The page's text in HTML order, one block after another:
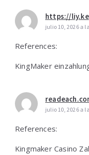
https://liy.ke
julio 10, 2026 a
References:
KingMaker
julio 10, 2026 a
References:
Kingmaker Casino